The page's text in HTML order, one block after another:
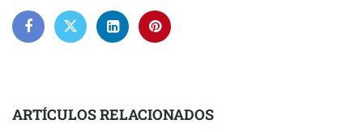
ARTÍCULOS RELACIONADOS